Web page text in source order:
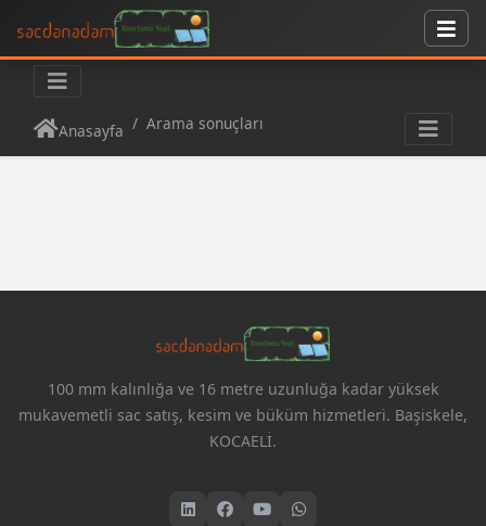
Anasayfa Arama sonuçları
100 mm kalınlığa ve 16 metre uzunluğa kadar yüksek
mukavemetli sac satış, kesim ve büküm hizmetleri. Başiskele,
KOCAELİ.